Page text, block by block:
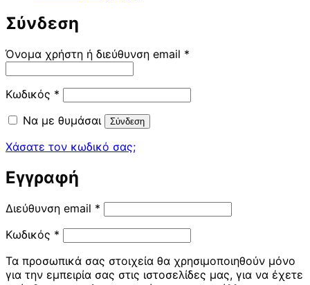
Σύνδεση
Όνομα χρήστη ή διεύθυνση email *
Κωδικός * Απαιτείται
Να με θυμάσαι
Σύνδεση
Χάσατε τον κωδικό σας;
Εγγραφή
Διεύθυνση email * Απαιτείται
Κωδικός * Απαιτείται
Τα προσωπικά σας στοιχεία θα χρησιμοποιηθούν μόνο
για την εμπειρία σας στις ιστοσελίδες μας, για να έχετε